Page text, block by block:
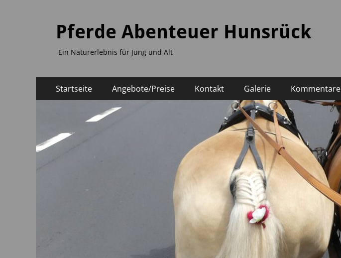
Pferde Abenteuer Hunsrück
Ein Naturerlebnis für Jung und Alt
Primäres
Menü
Inhalt
Startseite Angebote/Preise Kontakt Galerie Kommentare